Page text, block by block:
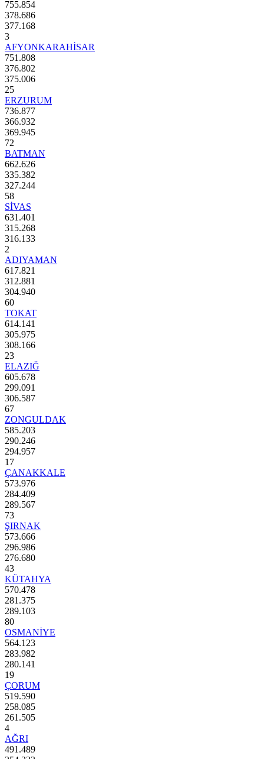
755.854
378.686
377.168
3
AFYONKARAHİSAR
751.808
376.802
375.006
25
ERZURUM
736.877
366.932
369.945
72
BATMAN
662.626
335.382
327.244
58
SİVAS
631.401
315.268
316.133
2
ADIYAMAN
617.821
312.881
304.940
60
TOKAT
614.141
305.975
308.166
23
ELAZIĞ
605.678
299.091
306.587
67
ZONGULDAK
585.203
290.246
294.957
17
ÇANAKKALE
573.976
284.409
289.567
73
ŞIRNAK
573.666
296.986
276.680
43
KÜTAHYA
570.478
281.375
289.103
80
OSMANİYE
564.123
283.982
280.141
19
ÇORUM
519.590
258.085
261.505
4
AĞRI
491.489